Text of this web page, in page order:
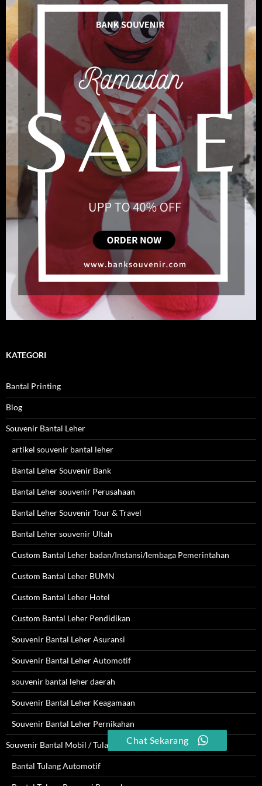
KATEGORI
Bantal Printing
Blog
Souvenir Bantal Leher
artikel souvenir bantal leher
Bantal Leher Souvenir Bank
Bantal Leher souvenir Perusahaan
Bantal Leher Souvenir Tour & Travel
Bantal Leher souvenir Ultah
Custom Bantal Leher badan/Instansi/lembaga Pemerintahan
Custom Bantal Leher BUMN
Custom Bantal Leher Hotel
Custom Bantal Leher Pendidikan
Souvenir Bantal Leher Asuransi
Souvenir Bantal Leher Automotif
souvenir bantal leher daerah
Souvenir Bantal Leher Keagamaan
Souvenir Bantal Leher Pernikahan
Souvenir Bantal Mobil / Tulang
Bantal Tulang Automotif
Chat Sekarang